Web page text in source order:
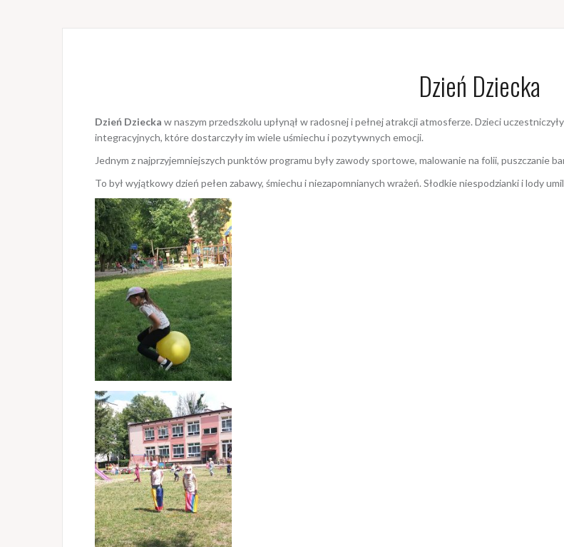
Dzień Dziecka
Dzień Dziecka w naszym przedszkolu upłynął w radosnej i pełnej atrakcji atmosferze. Dzieci
integracyjnych, które dostarczyły im wiele uśmiechu i pozytywnych emocji.
Jednym z najprzyjemniejszych punktów programu były zawody sportowe, malowanie na folii, puszczanie
To był wyjątkowy dzień pełen zabawy, śmiechu i niezapomnianych wrażeń. Słodkie niespodzianki i lody